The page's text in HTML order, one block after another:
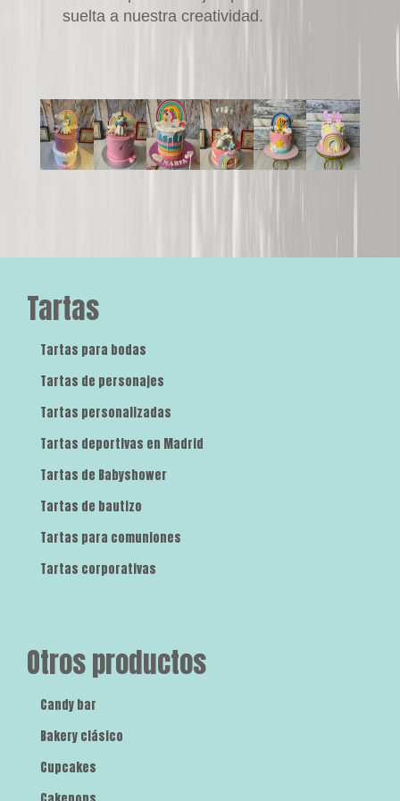
suelta a nuestra creatividad.
Tartas
Tartas para bodas
Tartas de personajes
Tartas personalizadas
Tartas deportivas en Madrid
Tartas de Babyshower
Tartas de bautizo
Tartas para comuniones
Tartas corporativas
Otros productos
Candy bar
Bakery clásico
Cupcakes